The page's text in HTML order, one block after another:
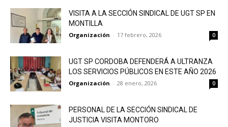
VISITA A LA SECCIÓN SINDICAL DE UGT SP EN
MONTILLA
Organización - 17 febrero, 2026 0
UGT SP CORDOBA DEFENDERÁ A ULTRANZA
LOS SERVICIOS PÚBLICOS EN ESTE AÑO 2026
Organización - 28 enero, 2026 0
PERSONAL DE LA SECCIÓN SINDICAL DE
JUSTICIA VISITA MONTORO